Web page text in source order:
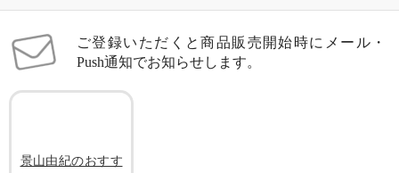
ご登録いただくと商品販売開始時にメール・
Push通知でお知らせします。
景山由紀のおすす